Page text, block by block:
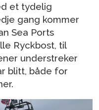
et tydelig
gang kommer
Sea Ports
Ryckbost, til
understreker
blitt, både for